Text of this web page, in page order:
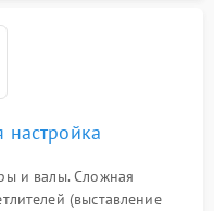
настройка
и валы. Сложная
(выставление